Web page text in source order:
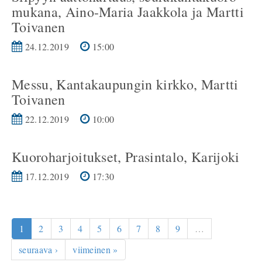
mukana, Aino-Maria Jaakkola ja Martti
Toivanen
24.12.2019 15:00
Messu, Kantakaupungin kirkko, Martti
Toivanen
22.12.2019 10:00
Kuoroharjoitukset, Prasintalo, Karijoki
17.12.2019 17:30
1 2 3 4 5 6 7 8 9
…
seuraava ›
viimeinen »